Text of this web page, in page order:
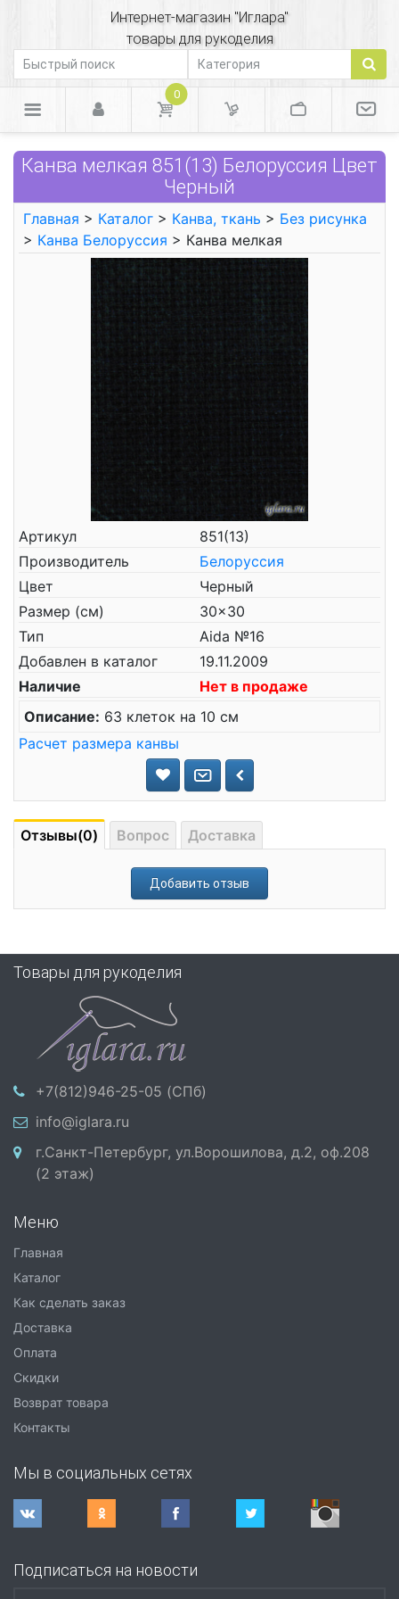
Интернет-магазин "Иглара"
товары для рукоделия
0
Канва мелкая 851(13) Белоруссия Цвет
Черный
Главная > Каталог > Канва, ткань > Без рисунка
> Канва Белоруссия > Канва мелкая
Артикул
851(13)
Производитель
Белоруссия
Цвет
Черный
Размер (см)
30x30
Тип
Aida №16
Добавлен в каталог
19.11.2009
Наличие
Нет в продаже
Описание: 63 клеток на 10 см
Расчет размера канвы
Отзывы(0) Вопрос Доставка
Добавить отзыв
Товары для рукоделия
+7(812)946-25-05 (СПб)
info@iglara.ru
г.Санкт-Петербург, ул.Ворошилова, д.2, оф.208
(2 этаж)
Меню
Главная
Каталог
Как сделать заказ
Доставка
Оплата
Скидки
Возврат товара
Контакты
Мы в социальных сетях
Подписаться на новости